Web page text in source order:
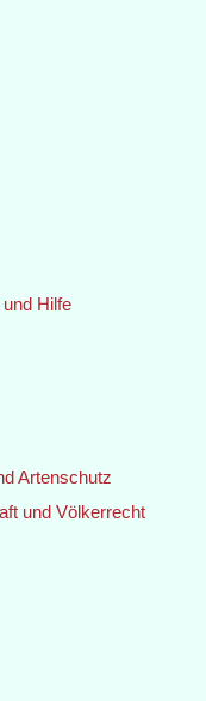
Hilfe
Artenschutz
und Völkerrecht